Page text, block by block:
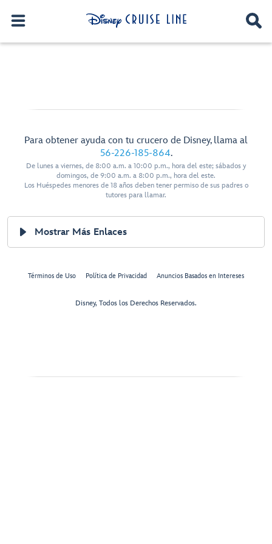
Para obtener ayuda con tu crucero de Disney, llama al
56-226-185-864.
De lunes a viernes, de 8:00 a.m. a 10:00 p.m., hora del este; sábados y
domingos, de 9:00 a.m. a 8:00 p.m., hora del este.
Los Huéspedes menores de 18 años deben tener permiso de sus padres o
tutores para llamar.
Mostrar Más Enlaces
Términos de Uso Política de Privacidad Anuncios Basados en Intereses
Disney, Todos los Derechos Reservados.